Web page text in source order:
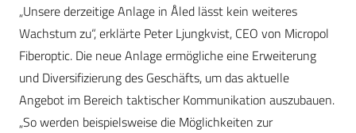
„Unsere derzeitige Anlage in Åled lässt kein weiteres
Wachstum zu“, erklärte Peter Ljungkvist, CEO von Micropol
Fiberoptic. Die neue Anlage ermögliche eine Erweiterung
und Diversifizierung des Geschäfts, um das aktuelle
Angebot im Bereich taktischer Kommunikation auszubauen.
„So werden beispielsweise die Möglichkeiten zur